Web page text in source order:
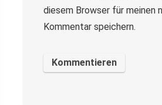
diesem Browser für meinen
Kommentar speichern.